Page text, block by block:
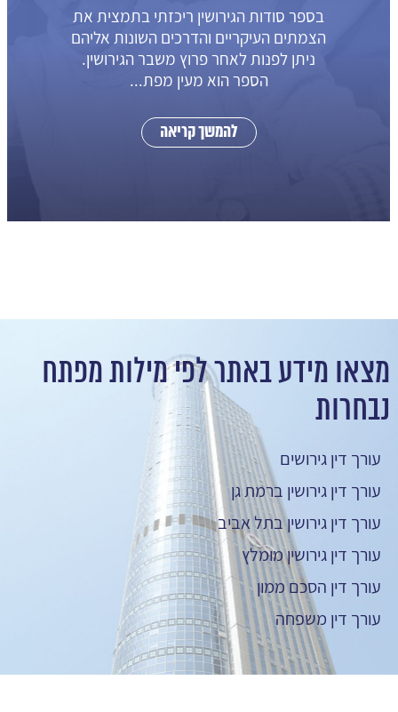
פסק דין מאת כבוד השופט פליקס גורודצקי
(ת"ע 25797-12-15): ריפוי פגמים בצוואה
בכתב יד? אישה כתבה דף במחברת כשנה
וחצי...
להמשך קריאה
מצאו מידע באתר לפי מילות מפתח
נבחרות
עורך דין גירושים
עורך דין גירושין ברמת גן
עורך דין גירושין בתל אביב
עורך דין גירושין מומלץ
עורך דין הסכם ממון
עורך דין משפחה